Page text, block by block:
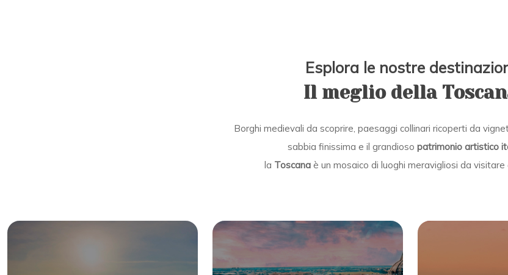
Esplora le nostre
Il meglio della
Borghi medievali da scoprire, paesaggi collinari ricoperti da
sabbia finissima e il grandioso patrimonio artistico
la Toscana è un mosaico di luoghi meravigliosi da visitare